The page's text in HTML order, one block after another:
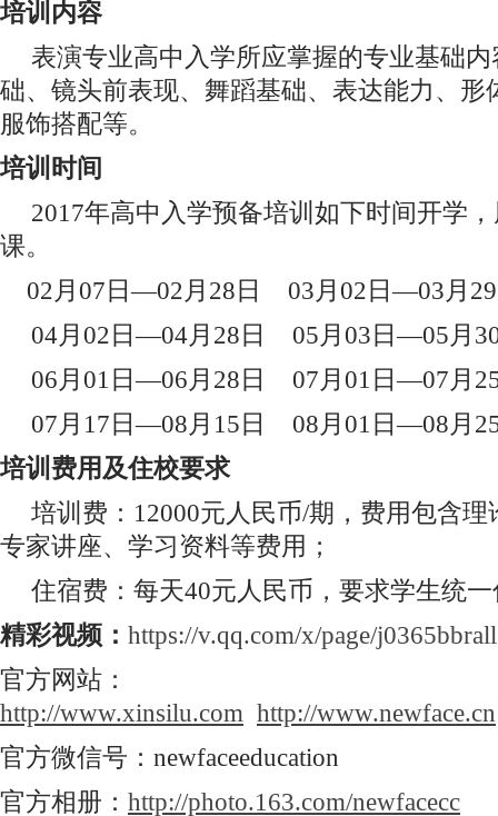
培训内容
表演专业高中入学所应掌握的专业基础
础、镜头前表现、舞蹈基础、表达能力、形
服饰搭配等。
培训时间
2017年高中入学预备培训如下时间开学
课。
02月07日—02月28日
03月02日—03月
04月02日—04月28日
05月03日—05月
06月01日—06月28日
07月01日—07月
07月17日—08月15日
08月01日—08月
培训费用及住校要求
培训费：12000元人民币/期，费用包含
专家讲座、学习资料等费用；
住宿费：每天40元人民币，要求学生统
精彩视频： https://v.qq.com/x/page/
官方网站：
http://www.xinsilu.com http://www.newface.cn
官方微信号：newfaceeducation
官方相册： http://photo.163.com/newfacecc